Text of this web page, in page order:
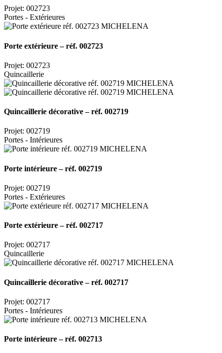
Projet: 002723
Portes - Extérieures
Porte extérieure – réf. 002723
Projet: 002723
Quincaillerie
Quincaillerie décorative – réf. 002719
Projet: 002719
Portes - Intérieures
Porte intérieure – réf. 002719
Projet: 002719
Portes - Extérieures
Porte extérieure – réf. 002717
Projet: 002717
Quincaillerie
Quincaillerie décorative – réf. 002717
Projet: 002717
Portes - Intérieures
Porte intérieure – réf. 002713